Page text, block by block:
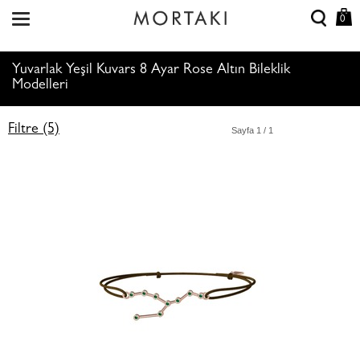
0
Yuvarlak Yeşil Kuvars 8 Ayar Rose Altın Bileklik
Modelleri
Filtre (5) Sayfa 1 / 1